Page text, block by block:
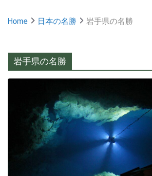
Home 日本の名勝 岩手県の名勝
岩手県の名勝